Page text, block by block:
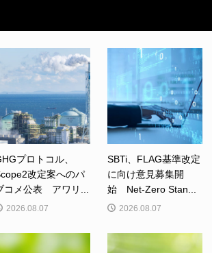
プロトコル、
改定案へのパ
コメ公表 アワリ...
2026.08.07
SBTi、FLAG基準改定
に向け意見募集開
始 Net-Zero Stan...
2026.08.07